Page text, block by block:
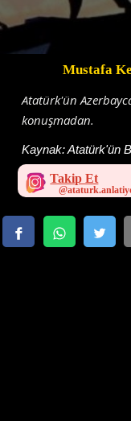
Mustafa
Atatürk'ün
konuşmadan.
Kaynak:Atatürk'ün
Takip Et